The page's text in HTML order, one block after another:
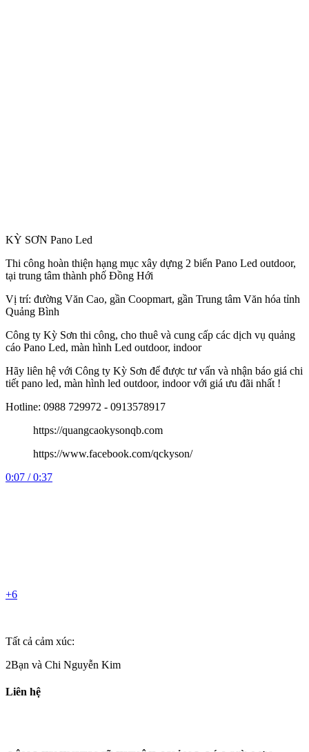
KỲ SƠN Pano Led
Thi công hoàn thiện hạng mục xây dựng 2 biển Pano Led outdoor,
tại trung tâm thành phố Đồng Hới
Vị trí: đường Văn Cao, gần Coopmart, gần Trung tâm Văn hóa tỉnh
Quảng Bình
Công ty Kỳ Sơn thi công, cho thuê và cung cấp các dịch vụ quảng
cáo Pano Led, màn hình Led outdoor, indoor
Hãy liên hệ với Công ty Kỳ Sơn để được tư vấn và nhận báo giá chi
tiết pano led, màn hình led outdoor, indoor với giá ưu đãi nhất !
Hotline: 0988 729972 - 0913578917
https://quangcaokysonqb.com
https://www.facebook.com/qckyson/
0:07 / 0:37
+6
Tất cả cảm xúc:
2Bạn và Chi Nguyễn Kim
Liên hệ